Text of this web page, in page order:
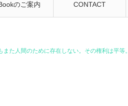
のご案内 CONTACT
た人間のために存在しない。その権利は平等。